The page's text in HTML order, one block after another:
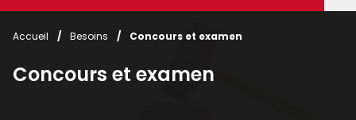
le sous-menu Vos métiers
le sous-menu Vos besoins
Accueil / Besoins / Concours et examen
Concours et examen